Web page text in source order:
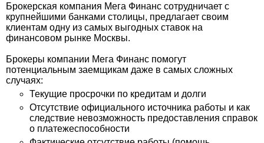
Брокерская компания Мега Финанс сотрудничает с
крупнейшими банками столицы, предлагает своим
клиентам одну из самых выгодных ставок на
финансовом рынке Москвы.
Брокеры компании Мега Финанс помогут
потенциальным заемщикам даже в самых сложных
случаях:
Текущие просрочки по кредитам и долги
Отсутствие официального источника работы и как
следствие невозможность предоставления справок
о платежеспособности